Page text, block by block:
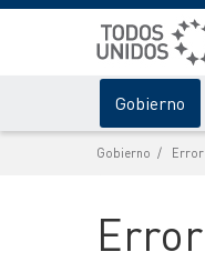
Gobierno
Gobierno Error
Error